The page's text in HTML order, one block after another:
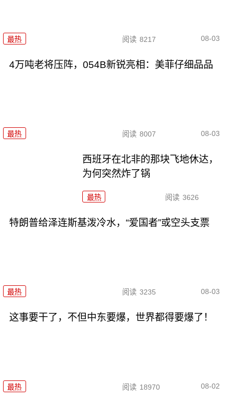
最热 阅读 8217 08-03
4万吨老将压阵，054B新锐亮相：美菲仔细品品
最热 阅读 8007 08-03
西班牙在北非的那块飞地休达，
为何突然炸了锅
最热 阅读 3626
特朗普给泽连斯基泼冷水，“爱国者”或空头支票
最热 阅读 3235 08-03
这事要干了，不但中东要爆，世界都得要爆了！
最热 阅读 18970 08-02